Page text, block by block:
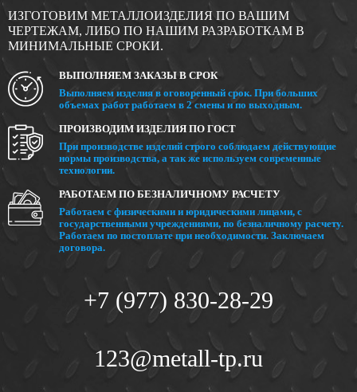
ИЗГОТОВИМ МЕТАЛЛОИЗДЕЛИЯ ПО ВАШИМ
ЧЕРТЕЖАМ, ЛИБО ПО НАШИМ РАЗРАБОТКАМ В
МИНИМАЛЬНЫЕ СРОКИ.
ВЫПОЛНЯЕМ ЗАКАЗЫ В СРОК
Выполняем изделия в оговоренный срок. При больших
объемах работ работаем в 2 смены и по выходным.
ПРОИЗВОДИМ ИЗДЕЛИЯ ПО ГОСТ
При производстве изделий строго соблюдаем действующие
нормы производства, а так же используем современные
технологии.
РАБОТАЕМ ПО БЕЗНАЛИЧНОМУ РАСЧЕТУ
Работаем с физическими и юридическими лицами, с
государственными учреждениями, по безналичному расчету.
Работаем по постоплате при необходимости. Заключаем
договора.
+7 (977) 830-28-29
123@metall-tp.ru